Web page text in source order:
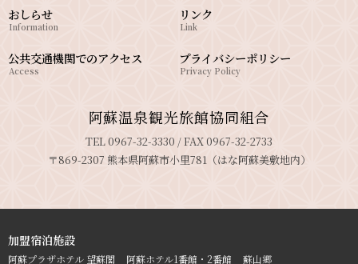
おしらせ
Information
公共交通機関でのアクセス
Access
リンク
Link
プライバシーポリシー
Privacy Policy
阿蘇温泉観光旅館協同組合
TEL 0967-32-3330 / FAX 0967-32-2733
〒869-2307 熊本県阿蘇市小里781（はな阿蘇美敷地内）
加盟宿泊施設
阿蘇プラザホテル 望蘇閣 阿蘇ホテル1番館・2番館 蘇山郷